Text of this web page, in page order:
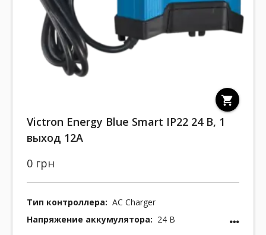
shopping_cart
Victron Energy Blue Smart IP22 24 В, 1
выход 12A
0 грн
Тип контроллера: AC Charger
Напряжение аккумулятора: 24 В